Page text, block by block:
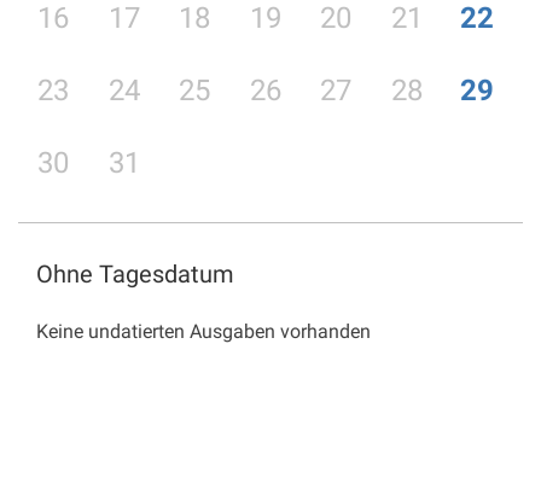
16 17 18 19 20 21 22
23 24 25 26 27 28 29
30 31
Ohne Tagesdatum
Keine undatierten Ausgaben vorhanden